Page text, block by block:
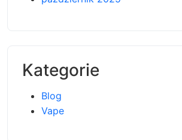
Kategorie
Blog
Vape